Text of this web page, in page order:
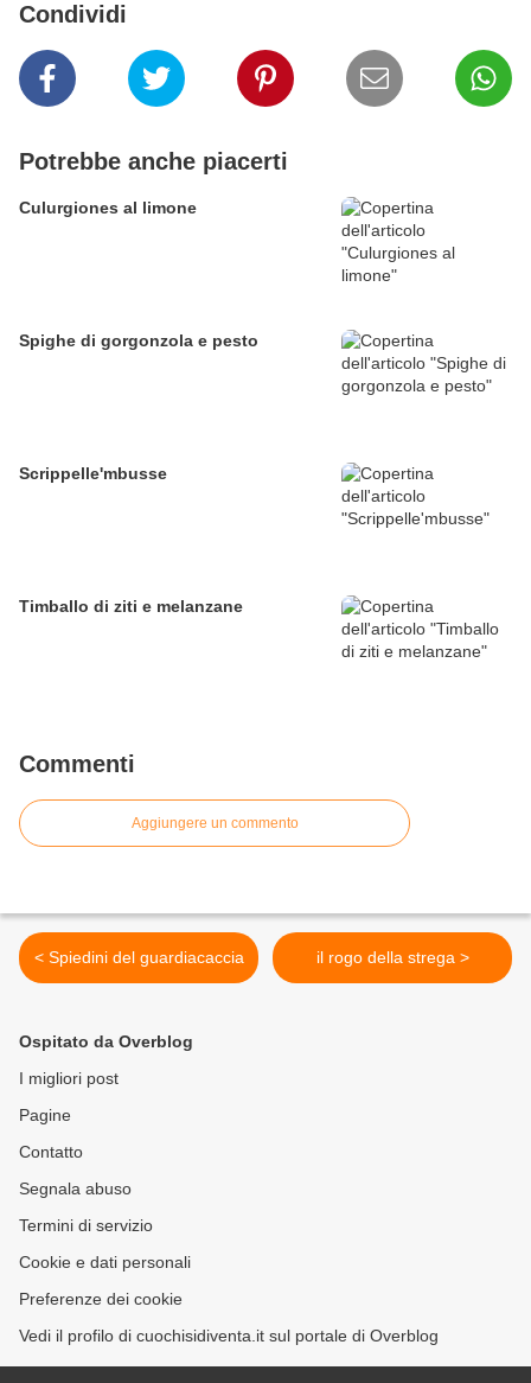
Condividi
Potrebbe anche piacerti
Culurgiones al limone
Spighe di gorgonzola e pesto
Scrippelle'mbusse
Timballo di ziti e melanzane
Commenti
Aggiungere un commento
< Spiedini del guardiacaccia il rogo della strega >
Ospitato da Overblog
I migliori post
Pagine
Contatto
Segnala abuso
Termini di servizio
Cookie e dati personali
Preferenze dei cookie
Vedi il profilo di cuochisidiventa.it sul portale di Overblog